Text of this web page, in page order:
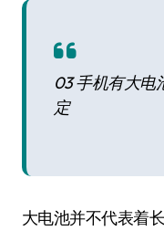
03 手机有大电
定
大电池并不代表着